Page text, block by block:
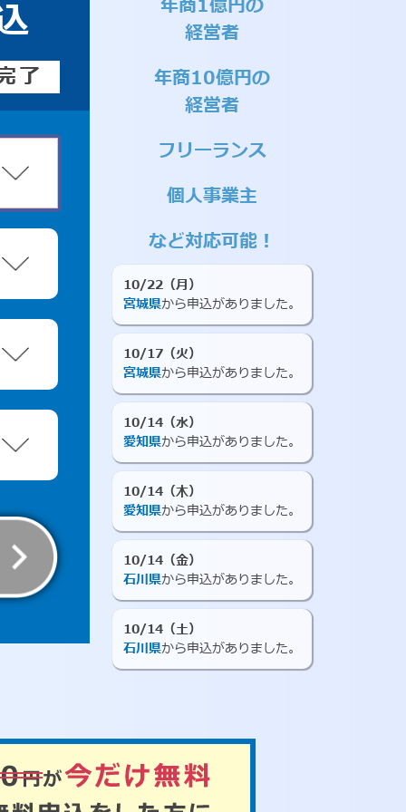
了
年商1億円の
経営者
年商10億円の
経営者
フリーランス
個人事業主
など対応可能！
10/22（月）
宮城県から申込がありました。
10/17（火）
宮城県から申込がありました。
10/14（水）
愛知県から申込がありました。
10/14（木）
愛知県から申込がありました。
10/14（金）
石川県から申込がありました。
10/14（土）
石川県から申込がありました。